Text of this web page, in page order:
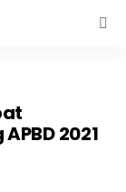
2021